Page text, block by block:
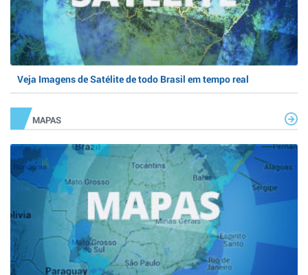
Veja Imagens de Satélite de todo Brasil em tempo real
MAPAS